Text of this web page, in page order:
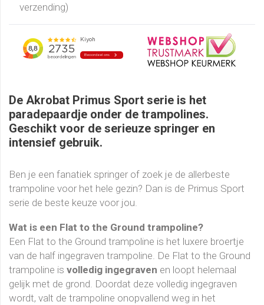
verzending)
De Akrobat Primus Sport serie is het
paradepaardje onder de trampolines.
Geschikt voor de serieuze springer en
intensief gebruik.
Ben je een fanatiek springer of zoek je de allerbeste
trampoline voor het hele gezin? Dan is de Primus Sport
serie de beste keuze voor jou.
Wat is een Flat to the Ground trampoline?
Een Flat to the Ground trampoline is het luxere broertje
van de half ingegraven trampoline. De Flat to the Ground
trampoline is volledig ingegraven en loopt helemaal
gelijk met de grond. Doordat deze volledig ingegraven
wordt, valt de trampoline onopvallend weg in het